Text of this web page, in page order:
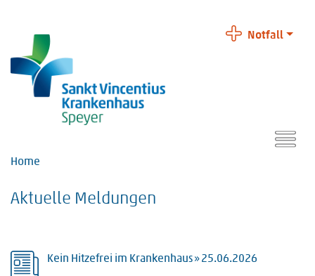
Notfall
Home
Aktuelle Meldungen
Kein Hitzefrei im Krankenhaus »25.06.2026